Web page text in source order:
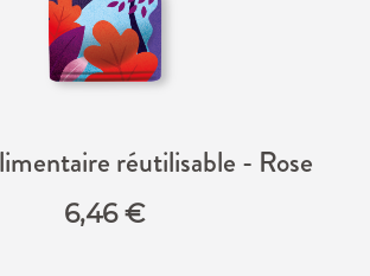
réutilisable - Rose
6,46€